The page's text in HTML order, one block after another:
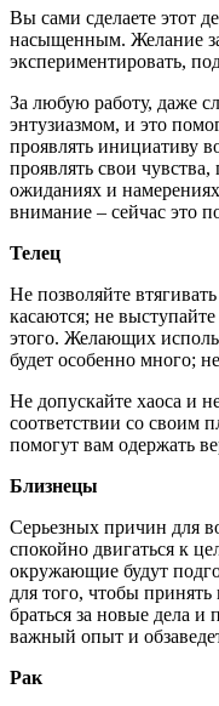
Вы сами сделаете этот
насыщенным. Желание
экспериментировать,
За любую работу, даже
энтузиазмом, и это
проявлять инициативу
проявлять свои
ожиданиях и
внимание – сейчас это
Телец
Не позволяйте
касаются; не
этого. Желающих
будет особенно много;
Не допускайте хаоса и
соответствии со своим
помогут вам одержать
Близнецы
Серьезных причин для
спокойно двигаться к
окружающие будут
для того, чтобы
браться за новые дела
важный опыт и
Рак